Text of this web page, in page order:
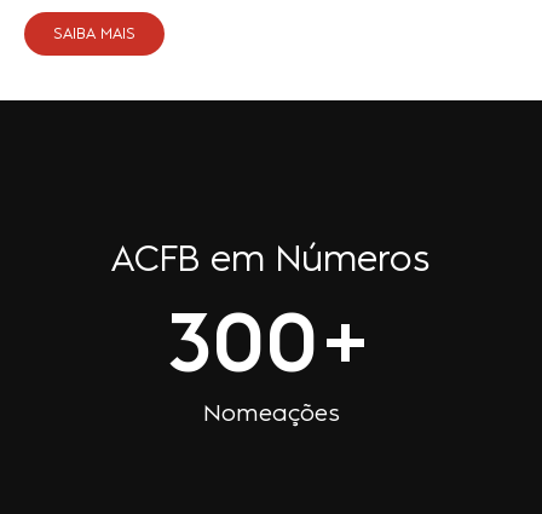
SAIBA MAIS
ACFB em Números
300+
Nomeações